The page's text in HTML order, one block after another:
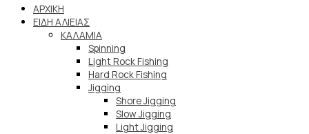
ΑΡΧΙΚΗ
ΕΙΔΗ ΑΛΙΕΙΑΣ
ΚΑΛΑΜΙΑ
Spinning
Light Rock Fishing
Hard Rock Fishing
Jigging
Shore Jigging
Slow Jigging
Light Jigging